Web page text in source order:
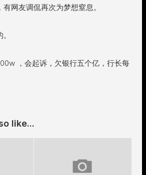
网友调侃再次为梦想窒息。
，会起诉，欠银行五个亿，行长每
like...